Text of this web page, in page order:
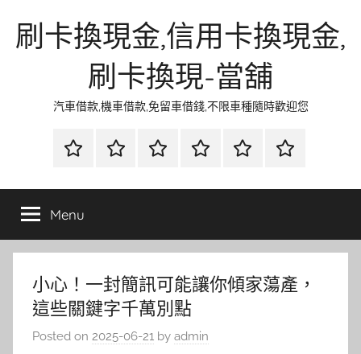
刷卡換現金,信用卡換現金,
刷卡換現-當舖
汽車借款,機車借款,免留車借錢,不限車種隨時歡迎您
首
當
金
網
資
流
時
環
清
聯
徵
Menu
小心！一封簡訊可能讓你傾家蕩產，
這些關鍵字千萬別點
Posted on 2025-06-21 by admin